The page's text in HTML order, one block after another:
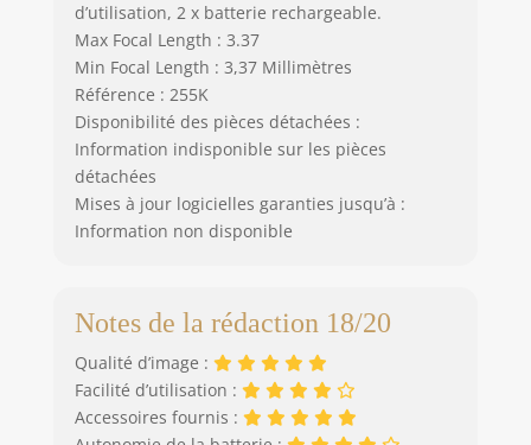
d’utilisation, 2 x batterie rechargeable.
Max Focal Length : 3.37
Min Focal Length : 3,37 Millimètres
Référence : 255K
Disponibilité des pièces détachées :
Information indisponible sur les pièces
détachées
Mises à jour logicielles garanties jusqu’à :
Information non disponible
Notes de la rédaction 18/20
Qualité d’image :
Facilité d’utilisation :
Accessoires fournis :